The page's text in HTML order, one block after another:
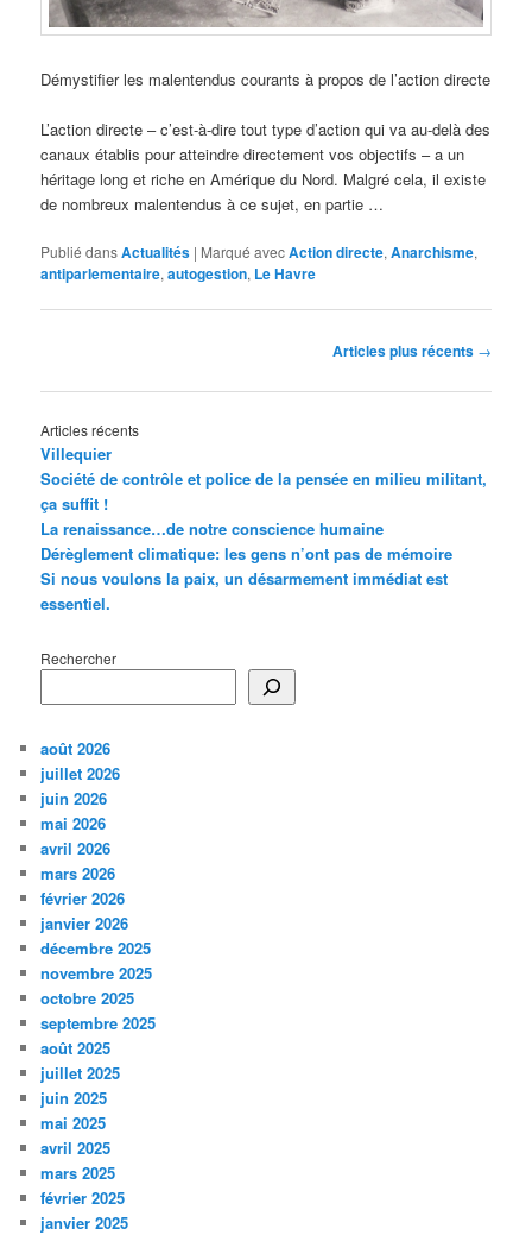
Démystifier les malentendus courants à propos de l’action directe
L’action directe – c’est-à-dire tout type d’action qui va au-delà des
canaux établis pour atteindre directement vos objectifs – a un
héritage long et riche en Amérique du Nord. Malgré cela, il existe
de nombreux malentendus à ce sujet, en partie …
Publié dansActualités | Marqué avecAction directe,Anarchisme,
antiparlementaire,autogestion, Le Havre
articles
Articles plus récents →
Articles récents
Villequier
Société de contrôle et police de la pensée en milieu militant,
ça suffit !
La renaissance…de notre conscience humaine
Dérèglement climatique: les gens n’ont pas de mémoire
Si nous voulons la paix, un désarmement immédiat est
essentiel.
Rechercher
août 2026
juillet 2026
juin 2026
mai 2026
avril 2026
mars 2026
février 2026
janvier 2026
décembre 2025
novembre 2025
octobre 2025
septembre 2025
août 2025
juillet 2025
juin 2025
mai 2025
avril 2025
mars 2025
février 2025
janvier 2025